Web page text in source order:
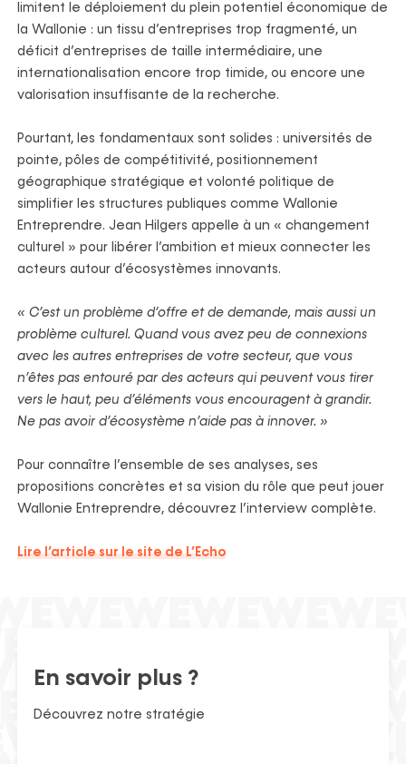
limitent le déploiement du plein potentiel économique de
la Wallonie : un tissu d’entreprises trop fragmenté, un
déficit d’entreprises de taille intermédiaire, une
internationalisation encore trop timide, ou encore une
valorisation insuffisante de la recherche.
Pourtant, les fondamentaux sont solides : universités de
pointe, pôles de compétitivité, positionnement
géographique stratégique et volonté politique de
simplifier les structures publiques comme Wallonie
Entreprendre. Jean Hilgers appelle à un « changement
culturel » pour libérer l’ambition et mieux connecter les
acteurs autour d’écosystèmes innovants.
« C’est un problème d’offre et de demande, mais aussi un
problème culturel. Quand vous avez peu de connexions
avec les autres entreprises de votre secteur, que vous
n’êtes pas entouré par des acteurs qui peuvent vous tirer
vers le haut, peu d’éléments vous encouragent à grandir.
Ne pas avoir d’écosystème n’aide pas à innover. »
Pour connaître l’ensemble de ses analyses, ses
propositions concrètes et sa vision du rôle que peut jouer
Wallonie Entreprendre, découvrez l’interview complète.
Lire l’article sur le site de L’Echo
En savoir plus ?
Découvrez notre stratégie